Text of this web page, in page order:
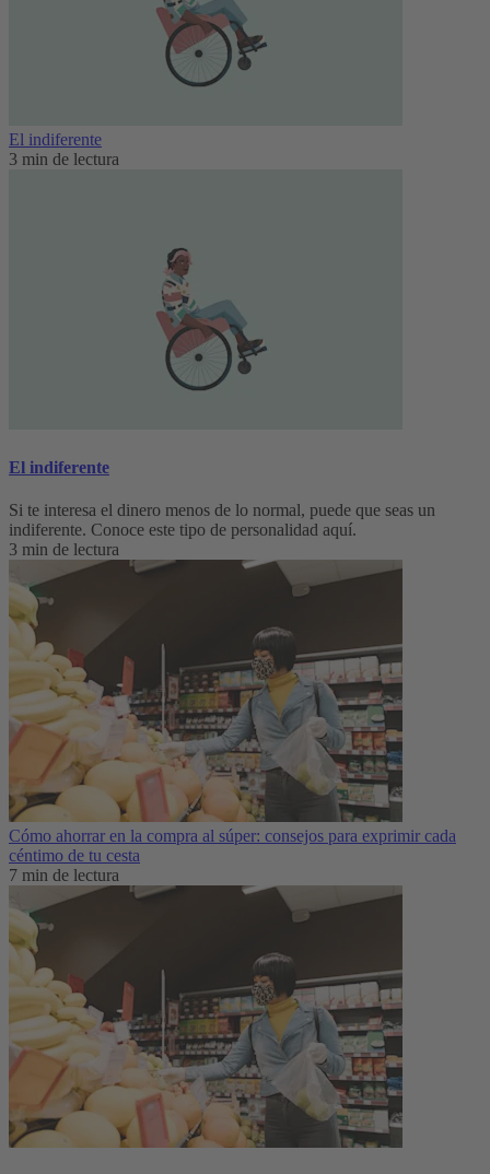
El indiferente
3 min de lectura
El indiferente
Si te interesa el dinero menos de lo normal, puede que seas un
indiferente. Conoce este tipo de personalidad aquí.
3 min de lectura
Cómo ahorrar en la compra al súper: consejos para exprimir cada
céntimo de tu cesta
7 min de lectura